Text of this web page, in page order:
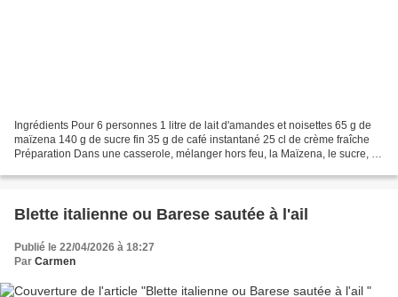
Ingrédients Pour 6 personnes 1 litre de lait d'amandes et noisettes 65 g de
maïzena 140 g de sucre fin 35 g de café instantané 25 cl de crème fraîche
Préparation Dans une casserole, mélanger hors feu, la Maïzena, le sucre, le
Blette italienne ou Barese sautée à l'ail
Publié le 22/04/2026 à 18:27
Par Carmen